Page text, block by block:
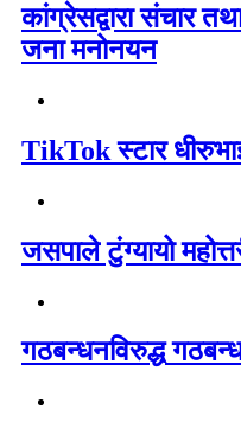
कांग्रेसद्वारा संचार
जना मनोनयन
TikTok स्टार
जसपाले टुंग्यायो
गठबन्धनविरुद्ध